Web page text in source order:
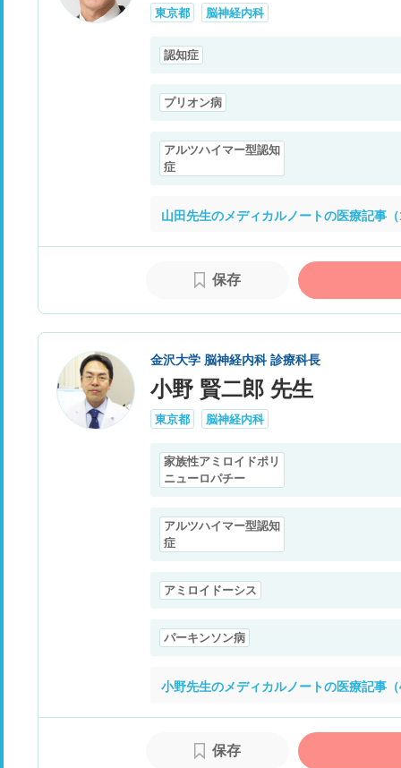
東京都 脳神経内科
認知症
プリオン病
アルツハイマー型認知
症
山田先生のメディカルノートの医療記事
保存
金沢大学 脳神経内科 診療科長
小野 賢二郎 先生
東京都 脳神経内科
家族性アミロイドポリ
ニューロパチー
アルツハイマー型認知
症
アミロイドーシス
パーキンソン病
小野先生のメディカルノートの医療記事
保存